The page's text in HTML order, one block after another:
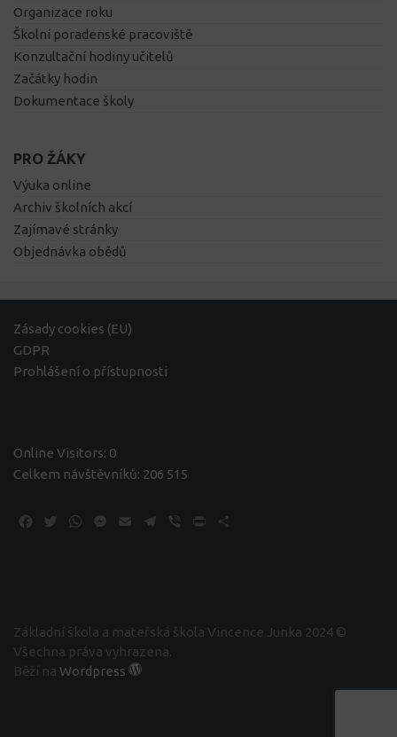
Organizace roku
Školní poradenské pracoviště
Konzultační hodiny učitelů
Začátky hodin
Dokumentace školy
PRO ŽÁKY
Výuka online
Archiv školních akcí
Zajímavé stránky
Objednávka obědů
Zásady cookies (EU)
GDPR
Prohlášení o přístupnosti
Online Visitors: 0
Celkem návštěvníků: 206 515
Facebook
TwitterWhatsApp
Messenger
Email Telegram
Viber Print
Základní škola a mateřská škola Vincence Junka 2024 ©
Všechna práva vyhrazena.
Běží na Wordpress